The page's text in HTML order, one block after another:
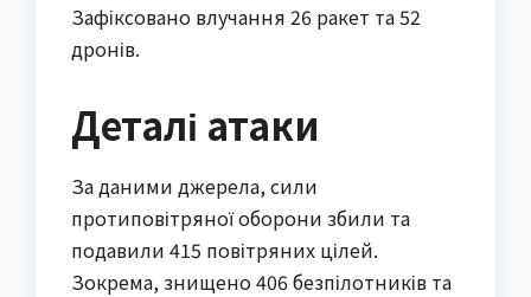
Зафіксовано влучання 26 ракет та 52
дронів.
Деталі атаки
За даними джерела, сили
протиповітряної оборони збили та
подавили 415 повітряних цілей.
Зокрема, знищено 406 безпілотників та